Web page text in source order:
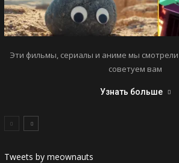
Эти фильмы, сериалы и аниме мы смотрели
советуем вам
Узнать больше
Tweets by meownauts